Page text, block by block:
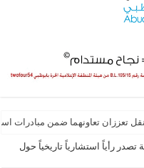
تعززان تعاونهما ضمن مبادرات
تصدر رأياً استشارياً تاريخياً حول